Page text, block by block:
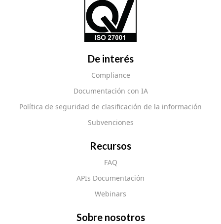
De interés
Compliance
Documentación con IA
Política de seguridad de clasificación de la información
Subvenciones
Recursos
FAQ
APIs Documentación
Webinars
Sobre nosotros